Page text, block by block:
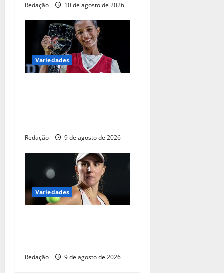
Redação 10 de agosto de 2026
Variedades
Redação 9 de agosto de 2026
Variedades
Redação 9 de agosto de 2026